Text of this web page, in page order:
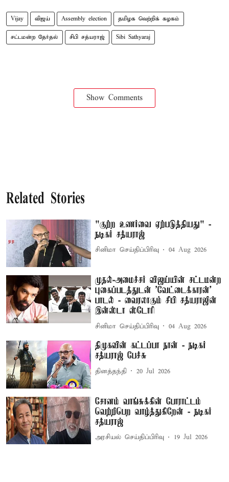
Vijay விஜய் Assembly election தமிழக வெற்றிக் கழகம்
சட்டமன்ற தேர்தல் சிபி சத்யராஜ் Sibi Sathyaraj
Show Comments
Related Stories
"குற்ற உணர்வை ஏற்படுத்தியது" -
நடிகர் சத்யராஜ்
சினிமா செய்திப்பிரிவு 04 Aug 2026
முதல்-அமைச்சர் விஜய்யின் சட்டமன்ற
புகைப்படத்துடன் 'வேட்டைக்காரன்'
பாடல் - வைரலாகும் சிபி சத்யராஜின்
இன்ஸ்டா ஸ்டோரி
சினிமா செய்திப்பிரிவு 04 Aug 2026
திமுகவின் கட்டப்பா நான் - நடிகர்
சத்யராஜ் பேச்சு
தினத்தந்தி 20 Jul 2026
சோனம் வாங்சுக்கின் போராட்டம்
வெற்றிபெற வாழ்த்துகிறேன் - நடிகர்
சத்யராஜ்
அரசியல் செய்திப்பிரிவு 19 Jul 2026